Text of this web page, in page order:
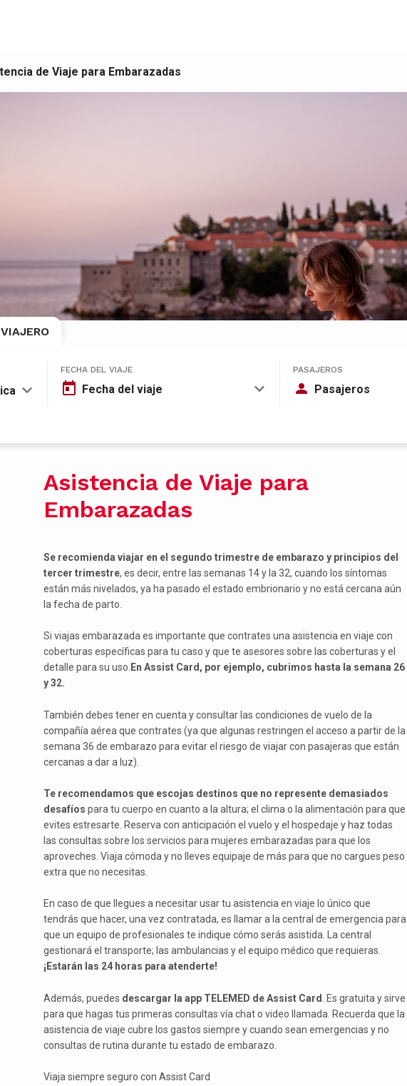
de Viaje para Embarazadas
FECHA DEL VIAJE
Fecha del viaje
PASAJEROS
Pasajeros
Asistencia de Viaje para
Embarazadas
Se recomienda viajar en el segundo trimestre de embarazo y principios del
tercer trimestre, es decir, entre las semanas 14 y la 32, cuando los síntomas
están más nivelados, ya ha pasado el estado embrionario y no está cercana aún
la fecha de parto.
Si viajas embarazada es importante que contrates una asistencia en viaje con
coberturas específicas para tu caso y que te asesores sobre las coberturas y el
detalle para su uso. En Assist Card, por ejemplo, cubrimos hasta la semana 26
y 32.
También debes tener en cuenta y consultar las condiciones de vuelo de la
compañía aérea que contrates (ya que algunas restringen el acceso a partir de la
semana 36 de embarazo para evitar el riesgo de viajar con pasajeras que están
cercanas a dar a luz).
Te recomendamos que escojas destinos que no represente demasiados
desafíos para tu cuerpo en cuanto a la altura; el clima o la alimentación para que
evites estresarte. Reserva con anticipación el vuelo y el hospedaje y haz todas
las consultas sobre los servicios para mujeres embarazadas para que los
aproveches. Viaja cómoda y no lleves equipaje de más para que no cargues peso
extra que no necesitas.
En caso de que llegues a necesitar usar tu asistencia en viaje lo único que
tendrás que hacer, una vez contratada, es llamar a la central de emergencia para
que un equipo de profesionales te indique cómo serás asistida. La central
gestionará el transporte; las ambulancias y el equipo médico que requieras.
¡Estarán las 24 horas para atenderte!
Además, puedes descargar la app TELEMED de Assist Card
. Es gratuita y sirve
para que hagas tus primeras consultas vía chat o video llamada. Recuerda que la
asistencia de viaje cubre los gastos siempre y cuando sean emergencias y no
consultas de rutina durante tu estado de embarazo.
Viaja siempre seguro con Assist Card